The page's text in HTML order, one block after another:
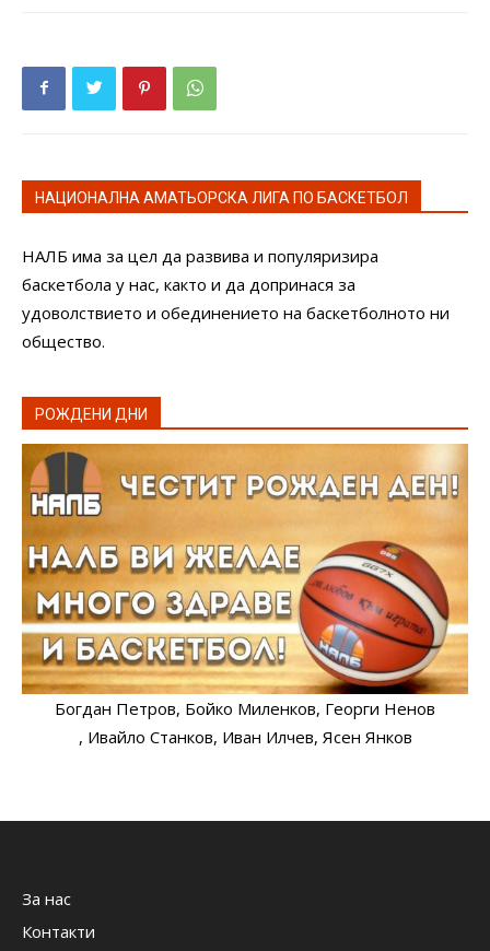
НАЦИОНАЛНА АМАТЬОРСКА ЛИГА ПО БАСКЕТБОЛ
НАЛБ има за цел да развива и популяризира
баскетбола у нас, както и да допринася за
удоволствието и обединението на баскетболното ни
общество.
РОЖДЕНИ ДНИ
Богдан Петров, Бойко Миленков, Георги Ненов
, Ивайло Станков, Иван Илчев, Ясен Янков
За нас
Контакти